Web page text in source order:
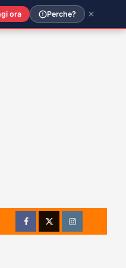
FacebookTwitterInstagram
ora Perche?